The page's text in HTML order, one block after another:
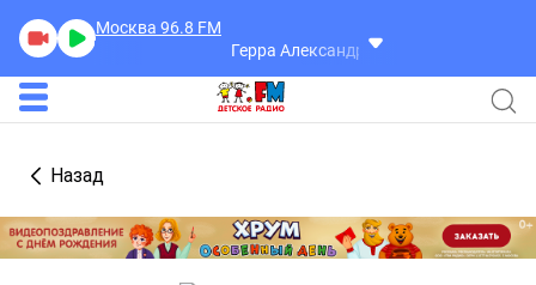
Москва 96.8 FM
Герра Александр
Разговоры
Назад